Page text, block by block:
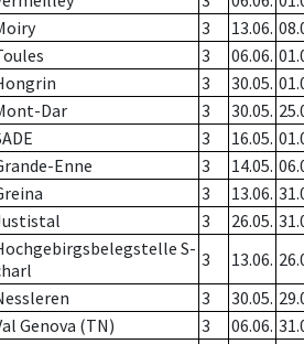
3 13.06.
3 06.06.
3 30.05.
Dar 3 30.05.
3 16.05.
Enne 3 14.05.
3 13.06.
3 26.05.
S- 3 13.06.
3 30.05.
Genova (TN) 3 06.06.